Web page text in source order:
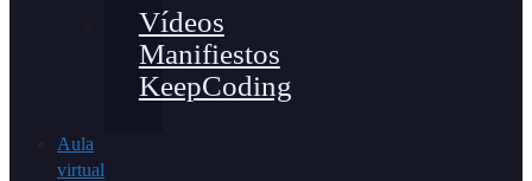
Vídeos
Manifiestos
KeepCoding
Aula
virtual